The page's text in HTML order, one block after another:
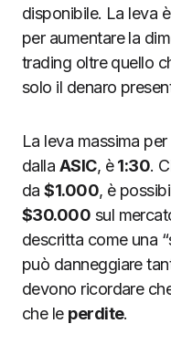
disponibile. La leva
per aumentare la
trading oltre quello
solo il denaro
La leva massima
dalla ASIC, è1:30.
da$1.000, è
$30.000 sul
descritta come una
può danneggiare
devono ricordare
che le perdite.